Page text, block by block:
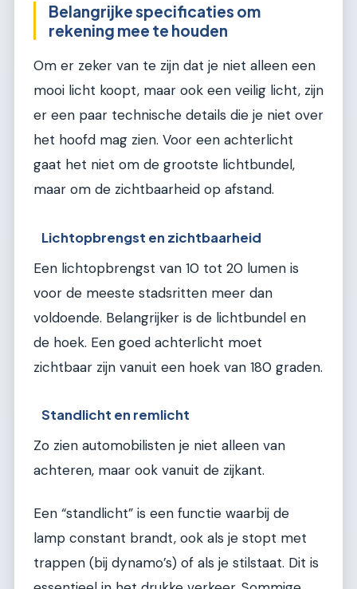
Belangrijke specificaties om
rekening mee te houden
Om er zeker van te zijn dat je niet alleen een
mooi licht koopt, maar ook een veilig licht, zijn
er een paar technische details die je niet over
het hoofd mag zien. Voor een achterlicht
gaat het niet om de grootste lichtbundel,
maar om de zichtbaarheid op afstand.
Lichtopbrengst en zichtbaarheid
Een lichtopbrengst van 10 tot 20 lumen is
voor de meeste stadsritten meer dan
voldoende. Belangrijker is de lichtbundel en
de hoek. Een goed achterlicht moet
zichtbaar zijn vanuit een hoek van 180 graden.
Standlicht en remlicht
Zo zien automobilisten je niet alleen van
achteren, maar ook vanuit de zijkant.
Een “standlicht” is een functie waarbij de
lamp constant brandt, ook als je stopt met
trappen (bij dynamo’s) of als je stilstaat. Dit is